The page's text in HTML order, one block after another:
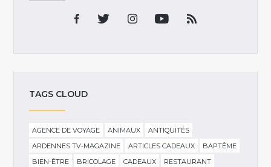
TAGS CLOUD
AGENCE DE VOYAGE ANIMAUX
ANTIQUITÉS
ARDENNES TV-MAGAZINE
ARTICLES CADEAUX
BAPTÊME
BIEN-ÊTRE
BRICOLAGE CADEAUX
RESTAURANT